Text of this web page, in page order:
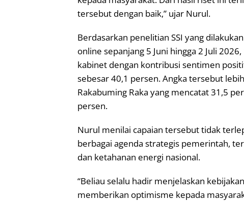
tersebut dengan baik,” ujar Nurul.
Berdasarkan penelitian SSI yang
online sepanjang 5 Juni hingga 2 Juli
kabinet dengan kontribusi sentimen
sebesar 40,1 persen. Angka tersebut
Rakabuming Raka yang mencatat 31,5
persen.
Nurul menilai capaian tersebut tidak
berbagai agenda strategis pemerintah,
dan ketahanan energi nasional.
“Beliau selalu hadir menjelaskan
memberikan optimisme kepada